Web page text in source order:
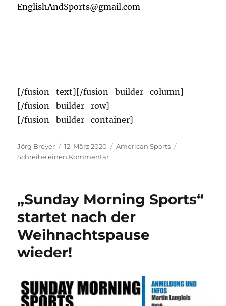
EnglishAndSports@gmail.com
[/fusion_text][/fusion_builder_column]
[/fusion_builder_row]
[/fusion_builder_container]
Autor
Jörg Breyer
Veröffentlicht
am
12. März 2020 Kategorien
American Sports
Schreibe einen Kommentarzu
Spring
2020
„Sunday Morning Sports“
startet nach der
Weihnachtspause
wieder!